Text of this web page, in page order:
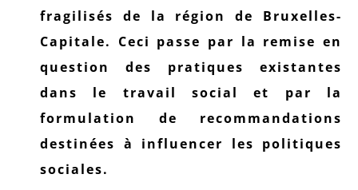
fragilisés de la région de Bruxelles-
Capitale. Ceci passe par la remise en
question des pratiques existantes
dans le travail social et par la
formulation de recommandations
destinées à influencer les politiques
sociales.